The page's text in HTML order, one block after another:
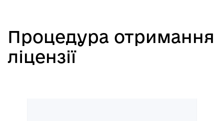
Процедура отримання
ліцензії